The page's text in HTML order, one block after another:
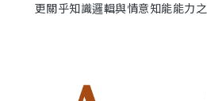
更關乎知識邏輯與情意知能能力